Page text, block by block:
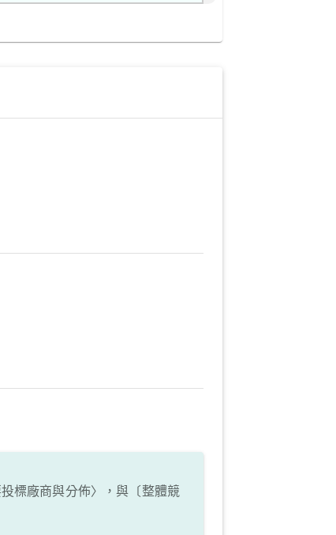
標廠商與分佈〉，與〔整體競